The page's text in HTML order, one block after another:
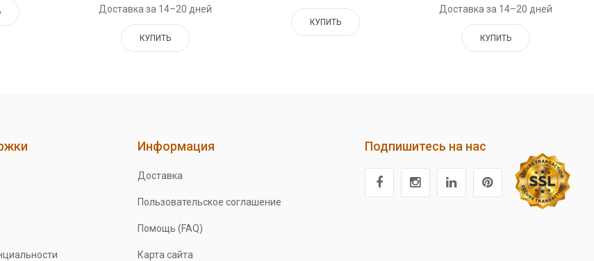
Доставка за 14–20 дней
КУПИТЬ
КУПИТЬ
Доставка за 14–20 дней
КУПИТЬ
Информация
Доставка
Пользовательское соглашение
Помощь (FAQ)
Карта сайта
Подпишитесь на нас